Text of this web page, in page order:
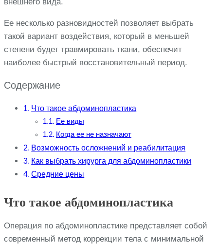
Ее несколько разновидностей позволяет выбрать
такой вариант воздействия, который в меньшей
степени будет травмировать ткани, обеспечит
наиболее быстрый восстановительный период.
Содержание
Что такое абдоминопластика
Ее виды
Когда ее не назначают
Возможность осложнений и реабилитация
Как выбрать хирурга для абдоминопластики
Средние цены
Что такое абдоминопластика
Операция по абдоминопластике представляет собой
современный метод коррекции тела с минимальной